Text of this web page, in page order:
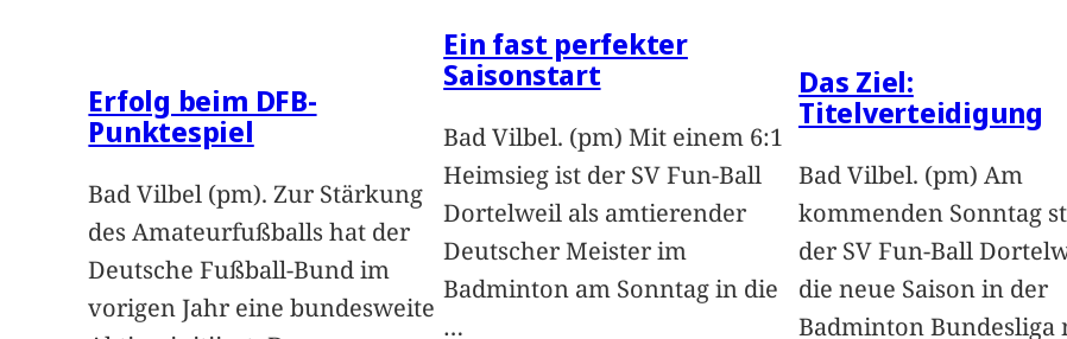
Erfolg beim DFB-
Punktespiel
Bad Vilbel (pm). Zur Stärkung
des Amateurfußballs hat der
Deutsche Fußball-Bund im
vorigen Jahr eine bundesweite
Ein fast perfekter
Saisonstart
Bad Vilbel. (pm) Mit einem 6:1
Heimsieg ist der SV Fun-Ball
Dortelweil als amtierender
Deutscher Meister im
Badminton am Sonntag in die
…
Das Ziel:
Titelverteidigung
Bad Vilbel. (pm) Am
kommenden Sonntag
der SV Fun-Ball
die neue Saison in der
Badminton Bundesliga